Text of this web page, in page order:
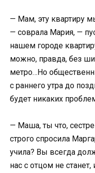
— Мам, эту квартиру
— соврала Мария, —
нашем городе
можно, правда, без
метро…Но
с раннего утра до
будет никаких
— Маша, ты что,
строго спросила
учила? Вы всегда
нас с отцом не